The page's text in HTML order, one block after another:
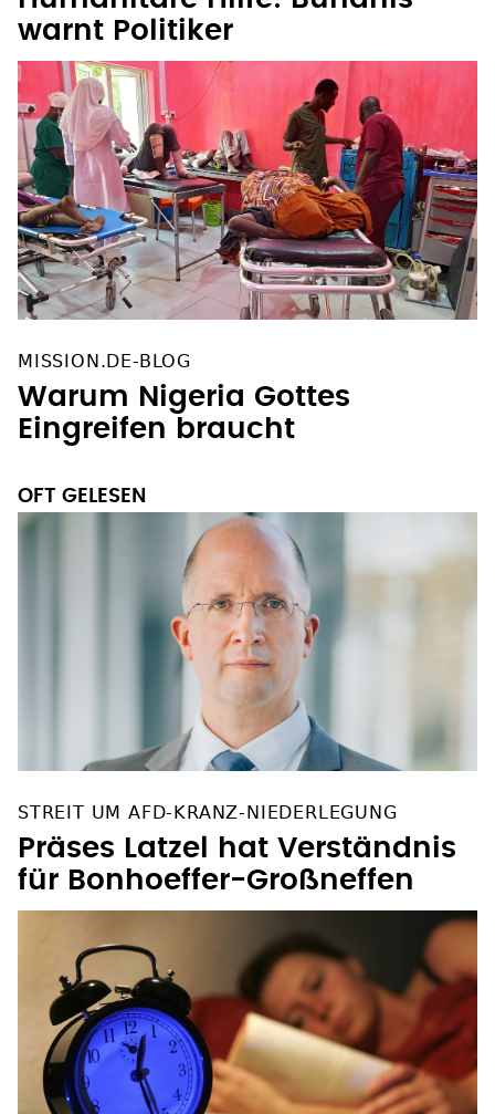
Humanitäre Hilfe: Bündnis
MISSION.DE-BLOG
Warum Nigeria Gottes
Eingreifen braucht
OFT GELESEN
STREIT UM AFD-KRANZ-NIEDERLEGUNG
Präses Latzel hat Verständnis